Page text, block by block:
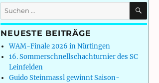
Suchen
nach:
NEUESTE BEITRÄGE
WAM-Finale 2026 in Nürtingen
16. Sommerschnellschachturnier des SC
Leinfelden
Guido Steinmassl gewinnt Saison-